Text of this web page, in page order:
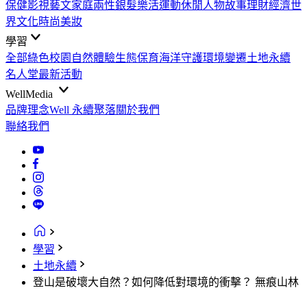
保健影視藝文家庭兩性銀髮樂活運動休閒 人物故事理財經濟世
界文化時尚美妝
學習
全部綠色校園 自然體驗生態保育海洋守護環境變遷土地永續
名人堂最新活動
WellMedia
品牌理念Well 永續聚落關於我們
聯絡我們
學習
土地永續
登山是破壞大自然？如何降低對環境的衝擊？ 無痕山林